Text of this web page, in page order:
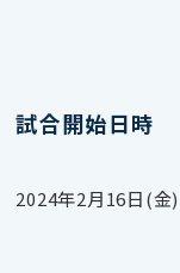
試合開始日時
2024年2月16日(金)